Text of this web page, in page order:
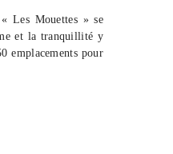
Les Mouettes » se
et la tranquillité y
emplacements pour